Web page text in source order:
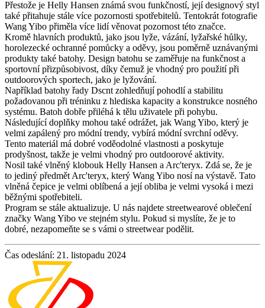
Přestože je Helly Hansen známá svou funkčností, její designový styl
také přitahuje stále více pozornosti spotřebitelů. Tentokrát fotografie
Wang Yibo přiměla více lidí věnovat pozornost této značce.
Kromě hlavních produktů, jako jsou lyže, vázání, lyžařské hůlky,
horolezecké ochranné pomůcky a oděvy, jsou poměrně uznávanými
produkty také batohy. Design batohu se zaměřuje na funkčnost a
sportovní přizpůsobivost, díky čemuž je vhodný pro použití při
outdoorových sportech, jako je lyžování.
Například batohy řady Dscnt zohledňují pohodlí a stabilitu
požadovanou při tréninku z hlediska kapacity a konstrukce nosného
systému. Batoh dobře přiléhá k tělu uživatele při pohybu.
Následující doplňky mohou také odrážet, jak Wang Yibo, který je
velmi zapálený pro módní trendy, vybírá módní svrchní oděvy.
Tento materiál má dobré voděodolné vlastnosti a poskytuje
prodyšnost, takže je velmi vhodný pro outdoorové aktivity.
Nosil také vlněný klobouk Helly Hansen a Arc'teryx. Zdá se, že je
to jediný předmět Arc'teryx, který Wang Yibo nosí na výstavě. Tato
vlněná čepice je velmi oblíbená a její obliba je velmi vysoká i mezi
běžnými spotřebiteli.
Program se stále aktualizuje. U nás najdete streetwearové oblečení
značky Wang Yibo ve stejném stylu. Pokud si myslíte, že je to
dobré, nezapomeňte se s vámi o streetwear podělit.
Čas odeslání: 21. listopadu 2024